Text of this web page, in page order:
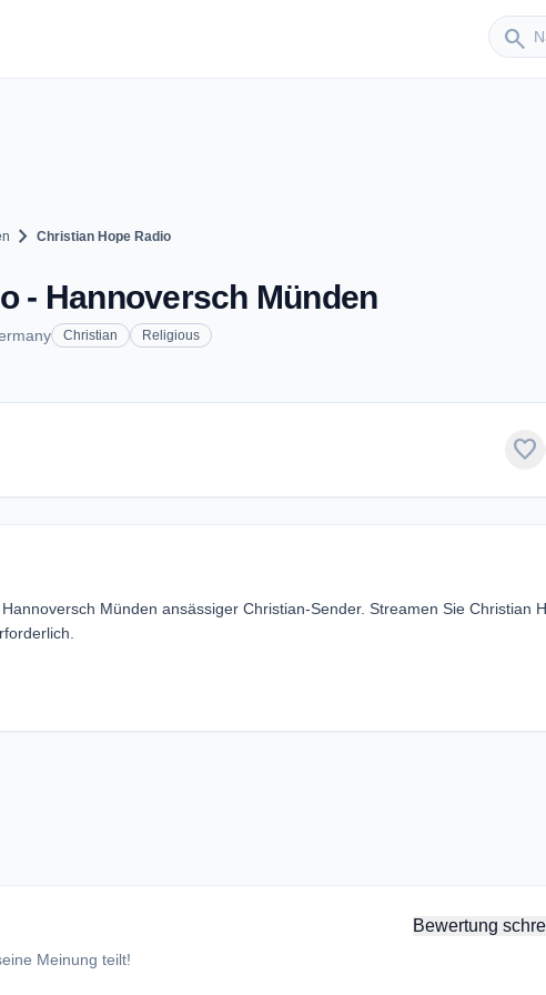
search
Sender
chevron_right Christian Hope Radio
- Hannoversch Münden
Christian Religious
favorite
Münden ansässiger Christian-Sender. Streamen Sie Christian
Bewertung
Meinung teilt!